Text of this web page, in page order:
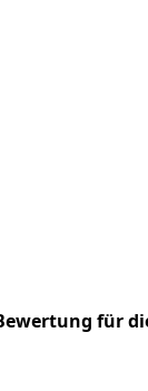
für